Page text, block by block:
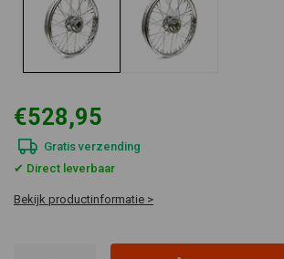
€528,95
Gratis verzending
✔ Direct leverbaar
Bekijk productinformatie >